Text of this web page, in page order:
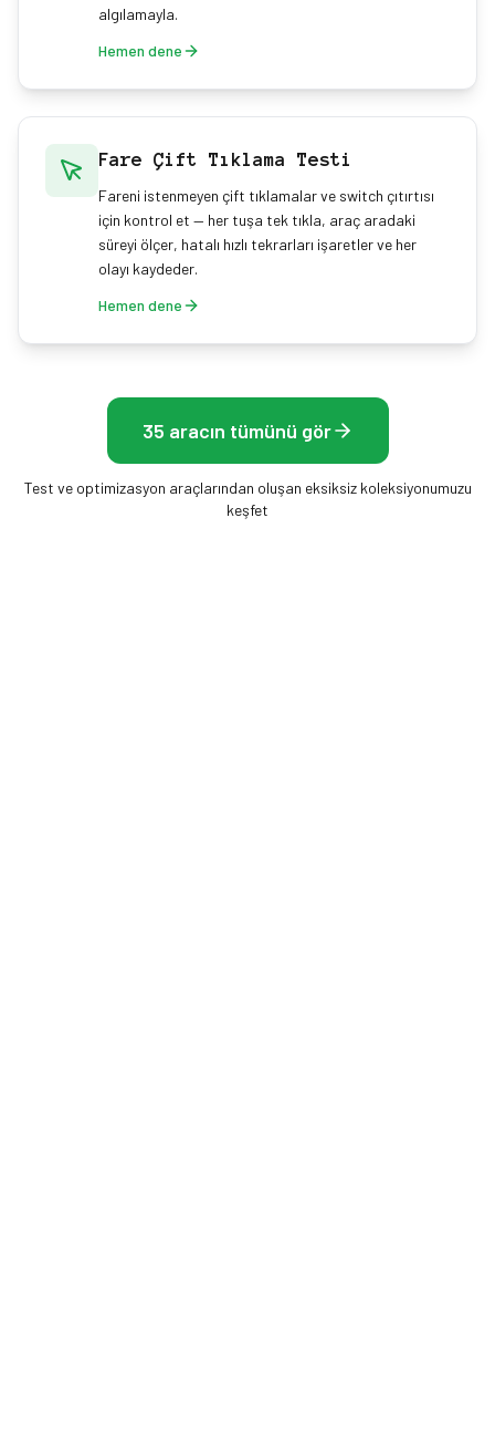
algılamayla.
Hemen dene
Fare Çift Tıklama Testi
Fareni istenmeyen çift tıklamalar ve switch çıtırtısı
için kontrol et — her tuşa tek tıkla, araç aradaki
süreyi ölçer, hatalı hızlı tekrarları işaretler ve her
olayı kaydeder.
Hemen dene
35 aracın tümünü gör
Test ve optimizasyon araçlarından oluşan eksiksiz koleksiyonumuzu
keşfet